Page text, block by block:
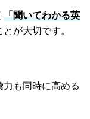
「聞いてわかる英
が大切です。
も同時に高める